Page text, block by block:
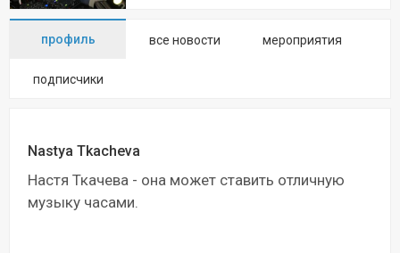
профиль все новости мероприятия
подписчики
Nastya Tkacheva
Настя Ткачева - она может ставить отличную
музыку часами.